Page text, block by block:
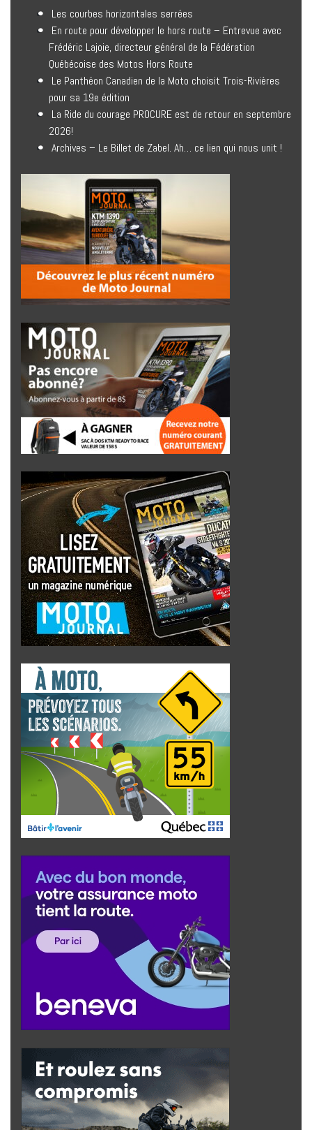
Les courbes horizontales serrées
En route pour développer le hors route – Entrevue avec
Frédéric Lajoie, directeur général de la Fédération
Québécoise des Motos Hors Route
Le Panthéon Canadien de la Moto choisit Trois-Rivières
pour sa 19e édition
La Ride du courage PROCURE est de retour en septembre
2026!
Archives – Le Billet de Zabel. Ah… ce lien qui nous unit !